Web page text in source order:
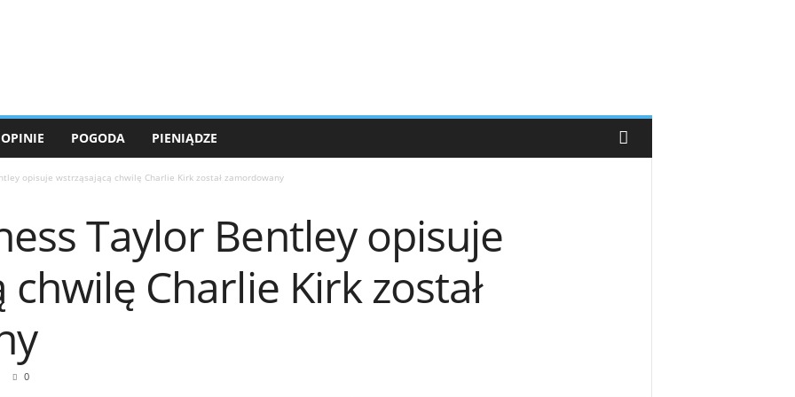
OPINIE POGODA PIENIĄDZE
opisuje wstrząsającą chwilę Charlie Kirk został zamordowany
Taylor Bentley opisuje
Charlie Kirk został
0